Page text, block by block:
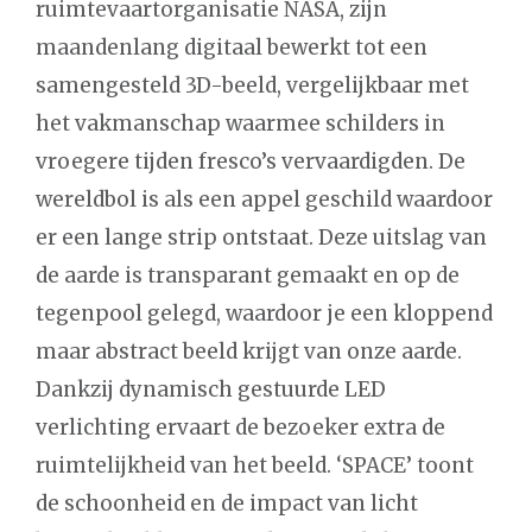
ruimtevaartorganisatie NASA, zijn
maandenlang digitaal bewerkt tot een
samengesteld 3D-beeld, vergelijkbaar met
het vakmanschap waarmee schilders in
vroegere tijden fresco’s vervaardigden. De
wereldbol is als een appel geschild waardoor
er een lange strip ontstaat. Deze uitslag van
de aarde is transparant gemaakt en op de
tegenpool gelegd, waardoor je een kloppend
maar abstract beeld krijgt van onze aarde.
Dankzij dynamisch gestuurde LED
verlichting ervaart de bezoeker extra de
ruimtelijkheid van het beeld. ‘SPACE’ toont
de schoonheid en de impact van licht